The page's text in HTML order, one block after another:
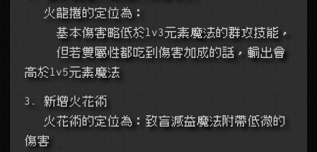
   火龍捲的定位為：
     基本傷害略低於lv3元素魔法的群攻技能，
高於lv5元素魔法
3. 新增火花術
傷害